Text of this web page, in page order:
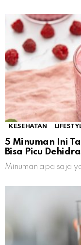
KESEHATAN
5 Minuman Ini
Bisa Picu
Minuman apa saja